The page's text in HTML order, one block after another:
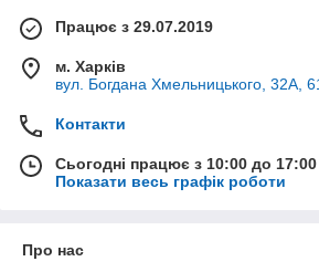
Працює з 29.07.2019
м. Харків
вул. Богдана Хмельницького, 32А,
Контакти
Сьогодні працює з 10:00 до 17:00
Показати весь графік роботи
Про нас